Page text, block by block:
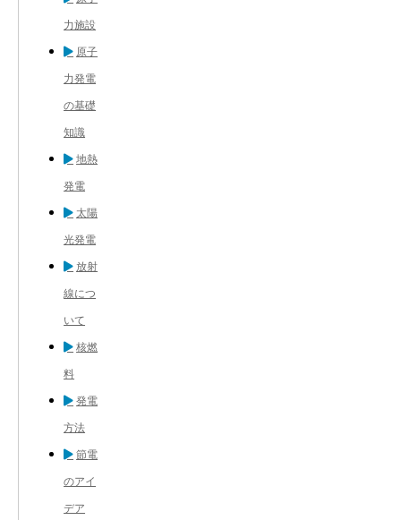
力施設
原子
力発電
の基礎
知識
地熱
発電
太陽
光発電
放射
線につ
いて
核燃
料
発電
方法
節電
のアイ
デア